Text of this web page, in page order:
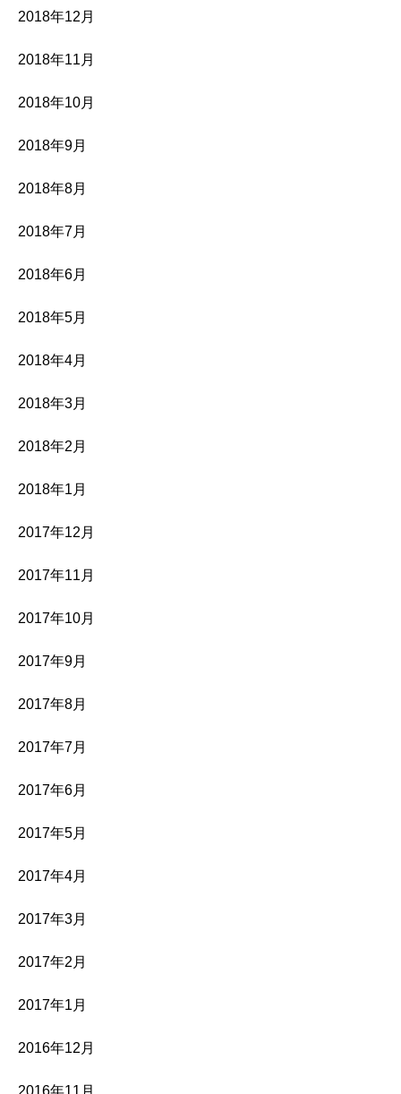
2018年12月
2018年11月
2018年10月
2018年9月
2018年8月
2018年7月
2018年6月
2018年5月
2018年4月
2018年3月
2018年2月
2018年1月
2017年12月
2017年11月
2017年10月
2017年9月
2017年8月
2017年7月
2017年6月
2017年5月
2017年4月
2017年3月
2017年2月
2017年1月
2016年12月